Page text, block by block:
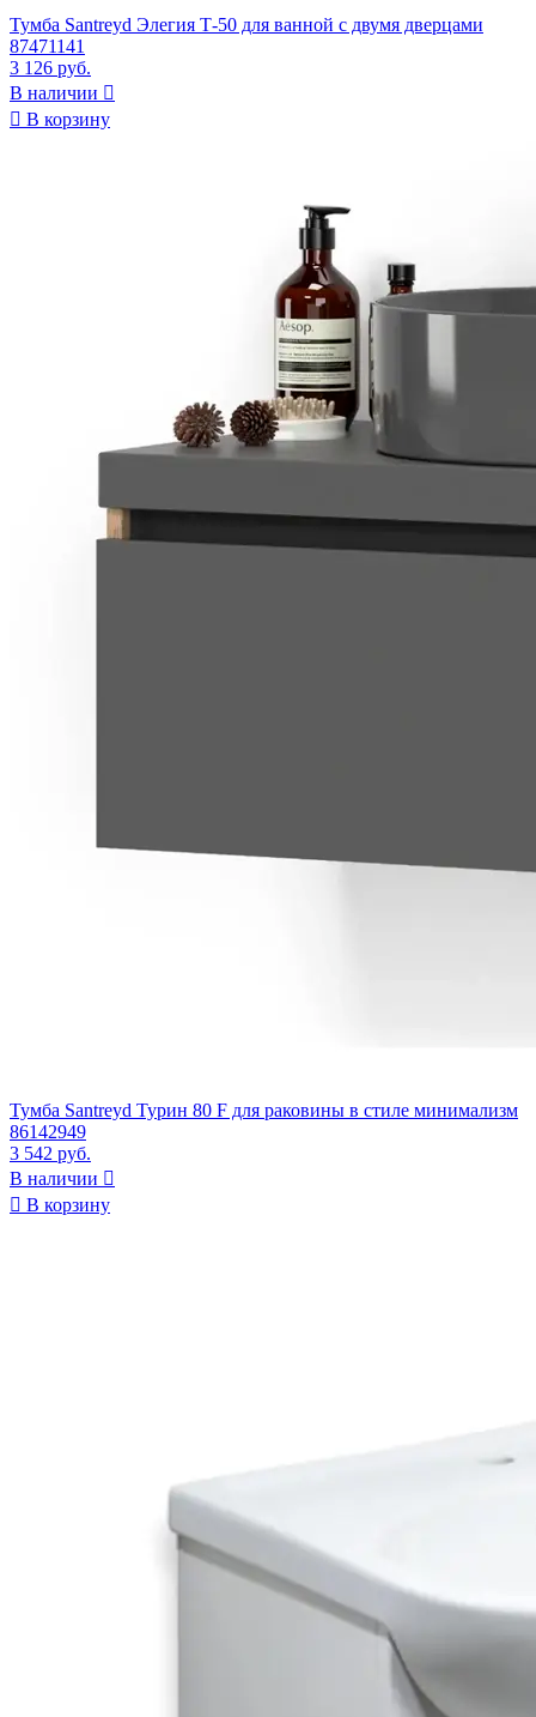
Тумба Santreyd Элегия Т-50 для ванной с двумя дверцами
87471141
3 126 руб.
В наличии 
 В корзину
Тумба Santreyd Турин 80 F для раковины в стиле минимализм
86142949
3 542 руб.
В наличии 
 В корзину